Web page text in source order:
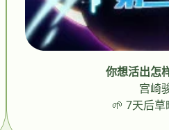
你想活出怎
宫崎
🌱 7天后